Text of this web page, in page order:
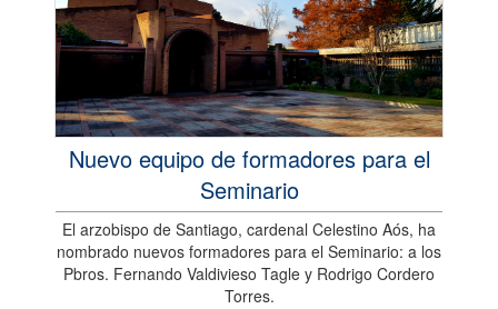
Nuevo equipo de formadores para el
Seminario
El arzobispo de Santiago, cardenal Celestino Aós, ha
nombrado nuevos formadores para el Seminario: a los
Pbros. Fernando Valdivieso Tagle y Rodrigo Cordero
Torres.